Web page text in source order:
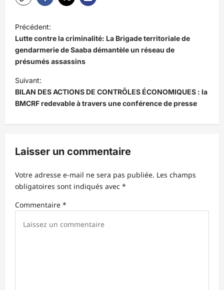
a
v
i
g
a
o
d
’
a
Précédent:
Lutte contre la criminalité: La Brigade territoriale de
gendarmerie de Saaba démantèle un réseau de
présumés assassins
Suivant:
BILAN DES ACTIONS DE CONTRÔLES ÉCONOMIQUES : la
BMCRF redevable à travers une conférence de presse
Laisser un commentaire
Votre adresse e-mail ne sera pas publiée. Les champs
obligatoires sont indiqués avec *
Commentaire *